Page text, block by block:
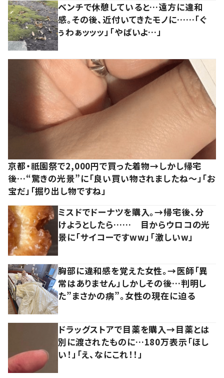
ベンチで休憩していると…遠方に違和
感。その後、近付いてきたモノに……「ぐ
ぅわぁッッッ」「やばいよ…」
京都・祇園祭で2,000円で買った着物→しかし帰宅
後…“驚きの光景”に「良い買い物されましたね～」「お
宝だ」「掘り出し物ですね」
ミスドでドーナツを購入。→帰宅後、分
けようとしたら…… 目からウロコの光
景に「サイコーですww」「激しいw」
胸部に違和感を覚えた女性。→医師「異
常はありません」しかしその後…判明し
た”まさかの病”。女性の現在に迫る
ドラッグストアで目薬を購入→目薬とは
別に渡されたものに…180万表示「ほし
い！」「え、なにこれ！！」